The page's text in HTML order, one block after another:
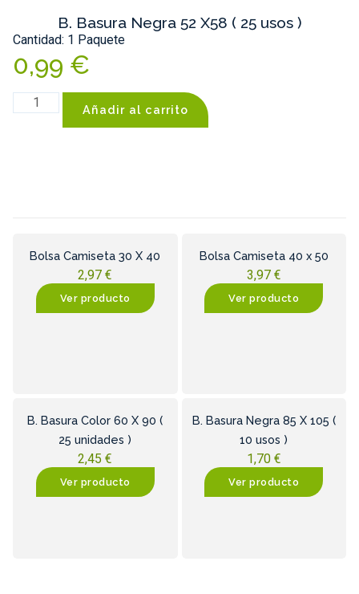
B. Basura Negra 52 X58 ( 25 usos )
Cantidad: 1 Paquete
0,99 €
Añadir al carrito
Bolsa Camiseta 30 X 40
2,97€
Ver producto
Bolsa Camiseta 40 x 50
3,97 €
Ver producto
B. Basura Color 60 X 90 (
25 unidades )
2,45€
Ver producto
B. Basura Negra 85 X 105 (
10 usos )
1,70 €
Ver producto